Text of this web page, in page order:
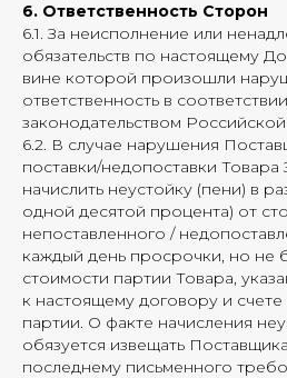
6. Ответственность Сторон
6.1. За неисполнение или
обязательств по настоящему
вине которой произошли
ответственность в
законодательством
6.2. В случае нарушения
поставки/недопоставки Товара
начислить неустойку (пени) в
одной десятой процента) от
непоставленного /
каждый день просрочки, но не
стоимости партии Товара,
к настоящему договору и
партии. О факте начисления
обязуется извещать
последнему письменного